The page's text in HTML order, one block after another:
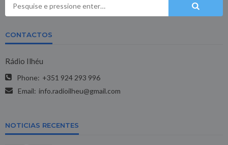
CONTACTOS
Rádio Ilhéu
Phone: +351 924 293 996
Email: info.radioilheu@gmail.com
NOTICIAS RECENTES